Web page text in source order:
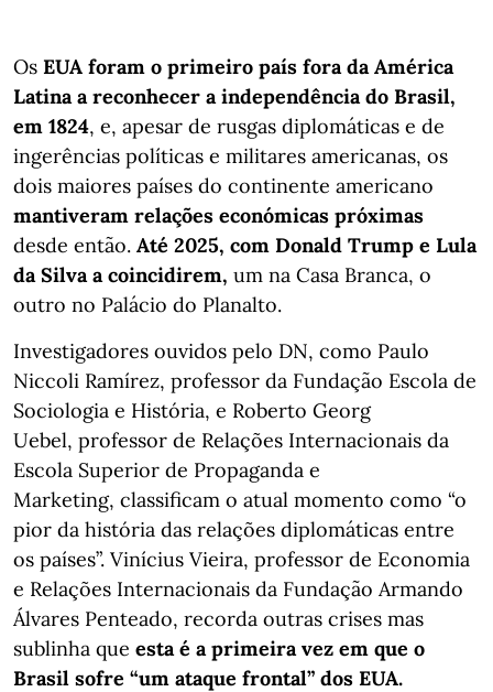
Os EUA foram o primeiro país fora da América
Latina a reconhecer a independência do Brasil,
em 1824, e, apesar de rusgas diplomáticas e de
ingerências políticas e militares americanas, os
dois maiores países do continente americano
mantiveram relações económicas próximas
desde então. Até 2025, com Donald Trump e Lula
da Silva a coincidirem, um na Casa Branca, o
outro no Palácio do Planalto.
Investigadores ouvidos pelo DN, como Paulo
Niccoli Ramírez, professor da Fundação Escola de
Sociologia e História, e Roberto Georg
Uebel, professor de Relações Internacionais da
Escola Superior de Propaganda e
Marketing, classificam o atual momento como “o
pior da história das relações diplomáticas entre
os países”. Vinícius Vieira, professor de Economia
e Relações Internacionais da Fundação Armando
Álvares Penteado, recorda outras crises mas
sublinha que esta é a primeira vez em que o
Brasil sofre “um ataque frontal” dos EUA.